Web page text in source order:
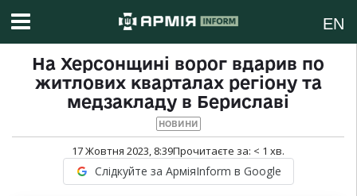
EN
На Херсонщині ворог вдарив по
житлових кварталах регіону та
медзакладу в Бериславі
НОВИНИ
17 Жовтня 2023, 8:39Прочитаєте за: < 1 хв.
Слідкуйте за АрміяInform в Google